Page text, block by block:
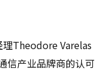
Theodore Varelas
信产业品牌商的认可